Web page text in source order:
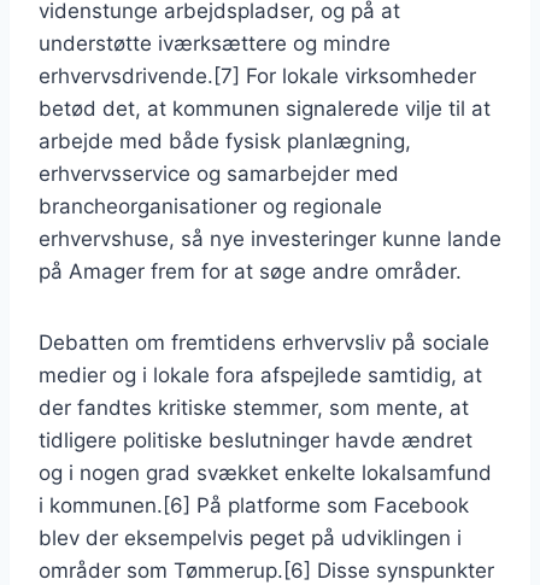
videnstunge arbejdspladser, og på at
understøtte iværksættere og mindre
erhvervsdrivende.[7] For lokale virksomheder
betød det, at kommunen signalerede vilje til at
arbejde med både fysisk planlægning,
erhvervsservice og samarbejder med
brancheorganisationer og regionale
erhvervshuse, så nye investeringer kunne lande
på Amager frem for at søge andre områder.
Debatten om fremtidens erhvervsliv på sociale
medier og i lokale fora afspejlede samtidig, at
der fandtes kritiske stemmer, som mente, at
tidligere politiske beslutninger havde ændret
og i nogen grad svækket enkelte lokalsamfund
i kommunen.[6] På platforme som Facebook
blev der eksempelvis peget på udviklingen i
områder som Tømmerup.[6] Disse synspunkter